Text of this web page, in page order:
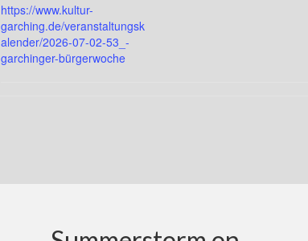
https://www.kultur-
garching.de/veranstaltungsk
alender/2026-07-02-53_-
garchinger-bürgerwoche